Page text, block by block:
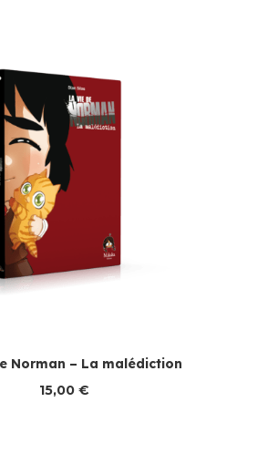
Norman – La malédiction
15,00 €